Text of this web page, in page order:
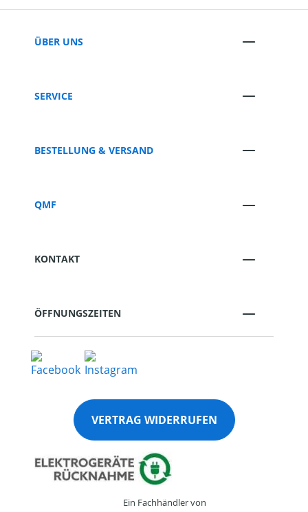
ÜBER UNS
SERVICE
BESTELLUNG & VERSAND
QMF
KONTAKT
ÖFFNUNGSZEITEN
VERTRAG WIDERRUFEN
Ein Fachhändler von